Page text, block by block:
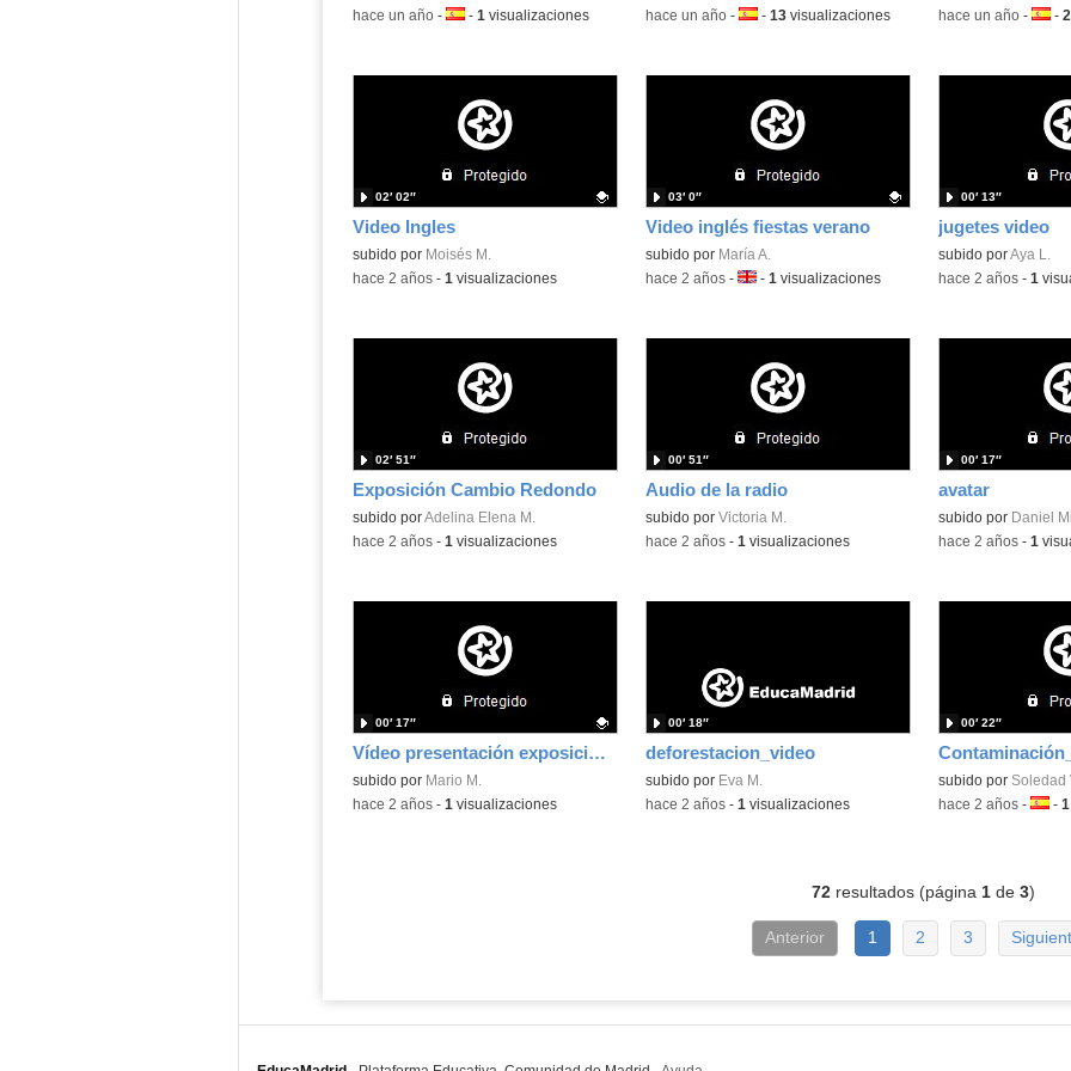
-hace un año- Idioma:
- 1 visualizaciones -hace un año- Idioma:
- 13visualizaciones -hace un año- -
Video Ingles
Contenido educativo.
subido por Moisés M.
02′ 02″
-hace 2 años- 1 visualizaciones
Video inglés fiestas verano
Contenido educativo.
subido por María A.
03′ 0″
-hace 2 años- Idioma:
- 1 visualizaciones
jugetes video
subido porAya L.
00′ 13″
-hace 2 años- 1
Exposición Cambio Redondo
subido porAdelina Elena M.
02′ 51″
-hace 2 años- 1 visualizaciones
Audio de la radio
subido por Victoria M.
00′ 51″
-hace 2 años- 1 visualizaciones
avatar
Contenido
subido por Daniel
00′ 17″
-hace 2 años- 1
Vídeo presentación exposición cambio redondo
Contenido educativo.
subido por Mario M.
00′ 17″
-hace 2 años- 1 visualizaciones
deforestacion_video
subido por Eva M.
00′ 18″
-hace 2 años- 1 visualizaciones
subido por Soledad
00′ 22″
-hace 2 años- - 1
72resultados (página 1de 3)
Anterior 1 2 3